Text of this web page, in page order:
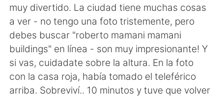
简体中文 繁體中文
Español العربية
Français Deutsch
日本語 한국어
muy divertido. La ciudad tiene muchas cosas
a ver - no tengo una foto tristemente, pero
debes buscar "roberto mamani mamani
buildings" en línea - son muy impresionante! Y
si vas, cuidadate sobre la altura. En la foto
con la casa roja, había tomado el teleférico
arriba. Sobreviví.. 10 minutos y tuve que volver